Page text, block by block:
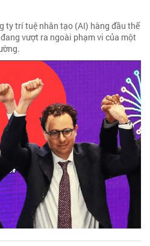
ty trí tuệ nhân tạo (AI) hàng đầu thế
vượt ra ngoài phạm vi của một